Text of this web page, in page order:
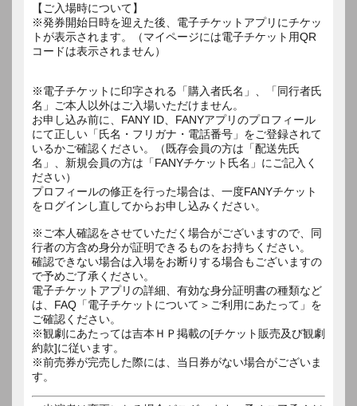
【ご入場時について】
※発券開始日時を迎えた後、電子チケットアプリにチケッ
トが表示されます。（マイページには電子チケット用QR
コードは表示されません）
※電子チケットに印字される「購入者氏名」、「同行者氏
名」ご本人以外はご入場いただけません。
お申し込み前に、FANY ID、FANYアプリのプロフィール
にて正しい「氏名・フリガナ・電話番号」をご登録されて
いるかご確認ください。（既存会員の方は「配送先氏
名」、新規会員の方は「FANYチケット氏名」にご記入く
ださい）
プロフィールの修正を行った場合は、一度FANYチケット
をログインし直してからお申し込みください。
※ご本人確認をさせていただく場合がございますので、同
行者の方含め身分が証明できるものをお持ちください。
確認できない場合は入場をお断りする場合もございますの
で予めご了承ください。
電子チケットアプリの詳細、有効な身分証明書の種類など
は、FAQ「電子チケットについて＞ご利用にあたって」を
ご確認ください。
※観劇にあたっては吉本ＨＰ掲載の[チケット販売及び観劇
約款]に従います。
※前売券が完売した際には、当日券がない場合がございま
す。